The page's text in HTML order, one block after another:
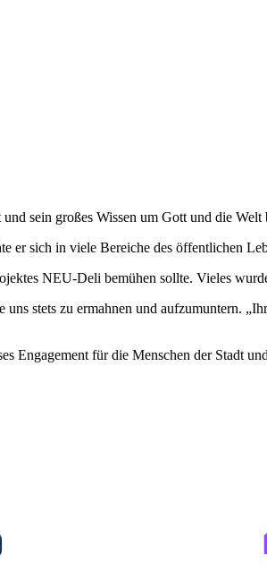
sein großes Wissen um Gott und die
er sich in viele Bereiche des öffentlichen
NEU-Deli bemühen sollte. Vieles
stets zu ermahnen und aufzumuntern.
Engagement für die Menschen der Stadt